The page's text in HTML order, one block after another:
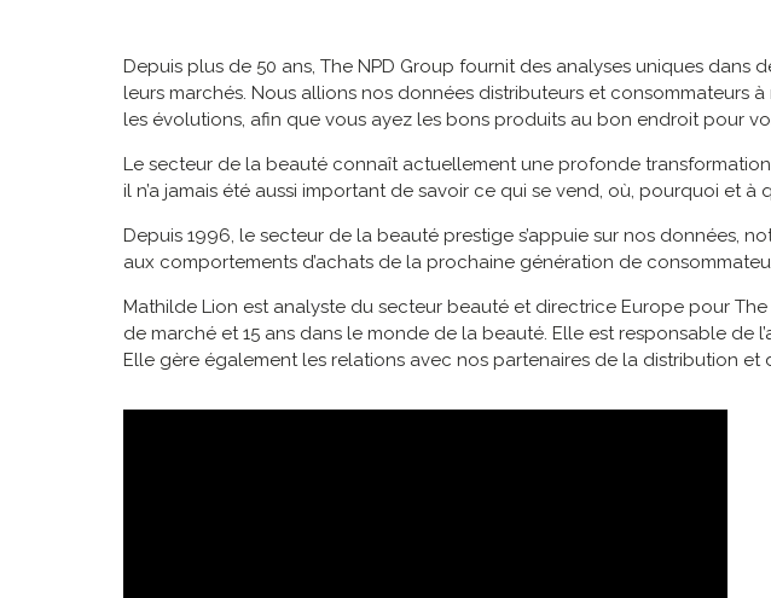
Depuis plus de 50 ans, The NPD Group fournit des analyses uniques
leurs marchés. Nous allions nos données distributeurs et
les évolutions, afin que vous ayez les bons produits au bon endroit pour
Le secteur de la beauté connaît actuellement une profonde
il n’a jamais été aussi important de savoir ce qui se vend, où, pourquoi et à
Depuis 1996, le secteur de la beauté prestige s’appuie sur nos données,
aux comportements d’achats de la prochaine génération de
Mathilde Lion est analyste du secteur beauté et directrice Europe pour
de marché et 15 ans dans le monde de la beauté. Elle est responsable de
Elle gère également les relations avec nos partenaires de la distribution et